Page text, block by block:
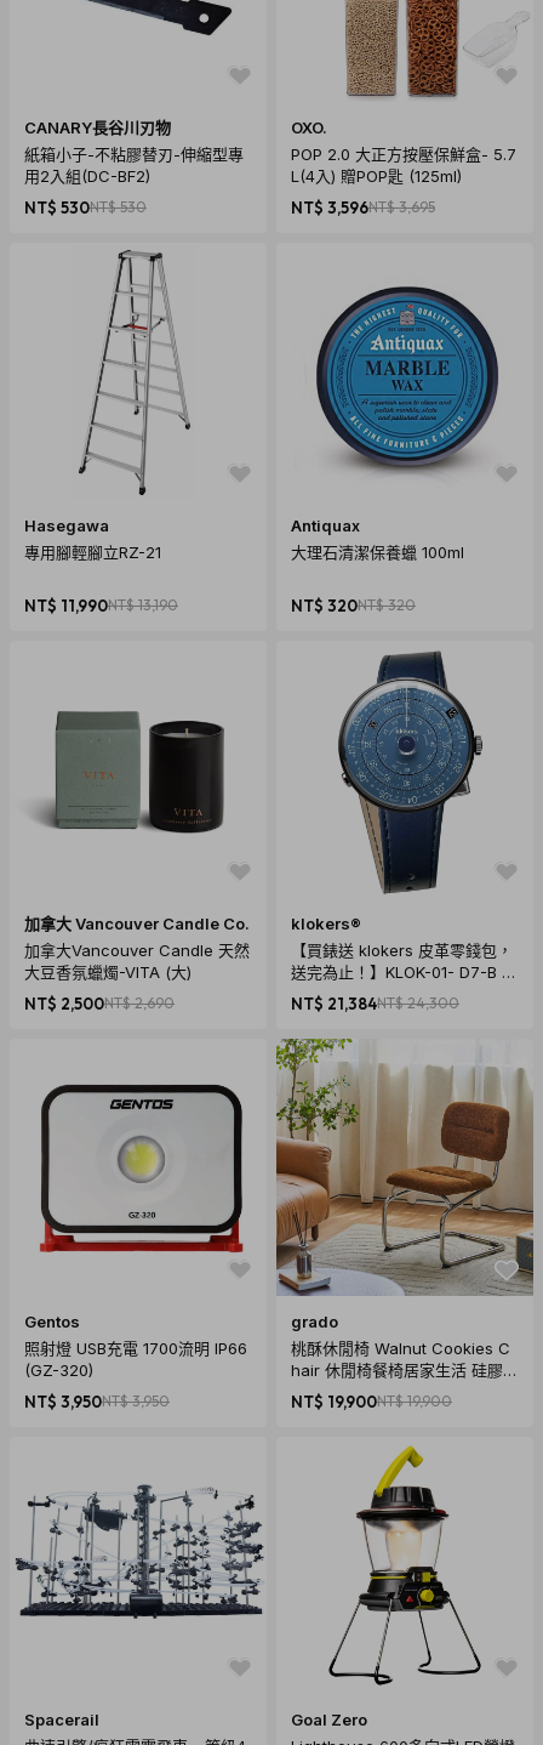
CANARY長谷川刃物
紙箱小子-不粘膠替刃-伸縮型專
用2入組(DC-BF2)
NT$ 530NT$ 530
OXO.
POP 2.0 大正方按壓保鮮盒- 5.7
L(4入) 贈POP匙 (125ml)
NT$ 3,596NT$ 3,695
Hasegawa
專用腳輕腳立RZ-21
NT$ 11,990NT$ 13,190
Antiquax
大理石清潔保養蠟 100ml
NT$ 320NT$ 320
加拿大 Vancouver Candle Co.
加拿大Vancouver Candle 天然
大豆香氛蠟燭-VITA (大)
NT$ 2,500NT$ 2,690
klokers®
【買錶送 klokers 皮革零錢包，
送完為止！】KLOK-01- D7-B 午
夜藍錶頭-黑殼 + 單圈皮革錶帶
NT$ 21,384NT$ 24,300
Gentos
照射燈 USB充電 1700流明 IP66
(GZ-320)
NT$ 3,950NT$ 3,950
grado
桃酥休閒椅 Walnut Cookies C
hair 休閒椅餐椅居家生活 硅膠皮
暗黑色
NT$ 19,900NT$ 19,900
Spacerail
Goal Zero